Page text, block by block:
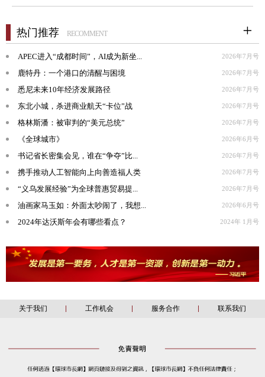
热门推荐 RECOMMENT
APEC进入“成都时间”，AI成为新坐... 2026年7月号
鹿特丹：一个港口的清醒与困境 2026年7月号
悉尼未来10年经济发展路径 2026年7月号
东北小城，杀进商业航天“卡位”战 2026年7月号
格林斯潘：被审判的“美元总统” 2026年7月号
《全球城市》 2026年6月号
书记省长密集会见，谁在“争夺”比... 2026年7月号
携手推动人工智能向上向善造福人类 2026年7月号
“义乌发展经验”为全球普惠贸易提... 2026年7月号
油画家马玉如：外面太吵闹了，我想... 2026年6月号
2024年达沃斯年会有哪些看点？ 2024年 1月号
关于我们 工作机会 服务合作 联系我们